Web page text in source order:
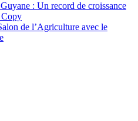
: Un record de croissance
Copy
de l’Agriculture avec le